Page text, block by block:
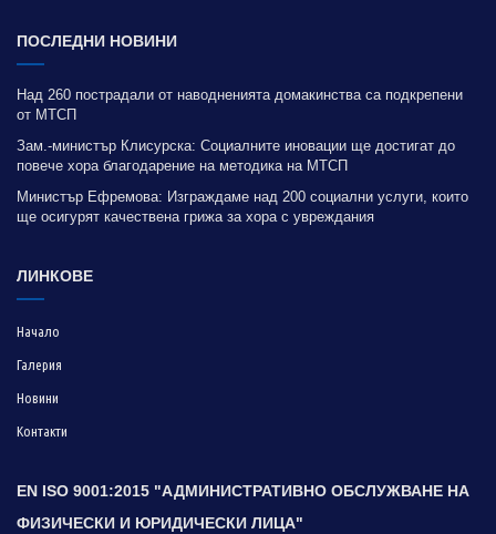
ПОСЛЕДНИ НОВИНИ
Над 260 пострадали от наводненията домакинства са подкрепени
от МТСП
Зам.-министър Клисурска: Социалните иновации ще достигат до
повече хора благодарение на методика на МТСП
Министър Ефремова: Изграждаме над 200 социални услуги, които
ще осигурят качествена грижа за хора с увреждания
ЛИНКОВЕ
Начало
Галерия
Новини
Контакти
EN ISO 9001:2015 "АДМИНИСТРАТИВНО ОБСЛУЖВАНЕ НА
ФИЗИЧЕСКИ И ЮРИДИЧЕСКИ ЛИЦА"